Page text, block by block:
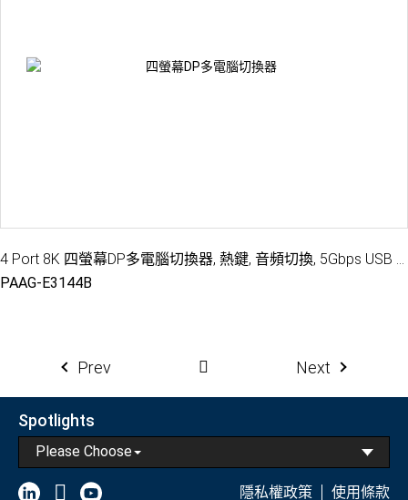
PAAG-E3144B
Prev Next
Spotlights
Please Choose
隱私權政策 使用條款